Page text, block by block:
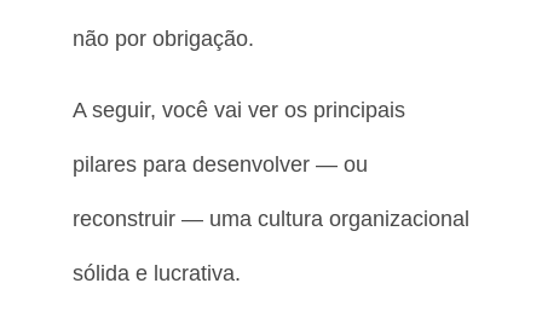
não por obrigação.
A seguir, você vai ver os principais
pilares para desenvolver — ou
reconstruir — uma cultura organizacional
sólida e lucrativa.